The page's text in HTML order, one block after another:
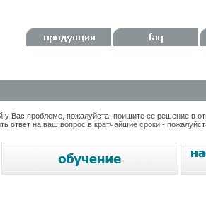
проблеме, пожалуйста, поищите ее решение в
ответ на ваш вопрос в кратчайшие сроки -